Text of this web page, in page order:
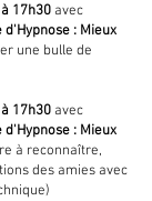
17h30 avec
d'Hypnose : Mieux
une bulle de
17h30 avec
d'Hypnose : Mieux
à reconnaître,
des amies avec